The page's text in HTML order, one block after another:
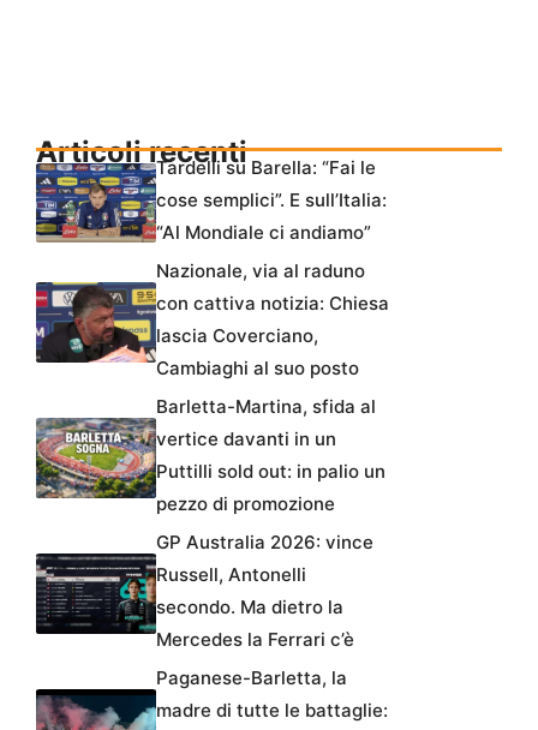
Articoli recentiTardelli su Barella: “Fai le
cose semplici”. E sull’Italia:
“Al Mondiale ci andiamo”
Nazionale, via al raduno
con cattiva notizia: Chiesa
lascia Coverciano,
Cambiaghi al suo posto
Barletta-Martina, sfida al
vertice davanti in un
Puttilli sold out: in palio un
pezzo di promozione
GP Australia 2026: vince
Russell, Antonelli
secondo. Ma dietro la
Mercedes la Ferrari c’è
Paganese-Barletta, la
madre di tutte le battaglie: